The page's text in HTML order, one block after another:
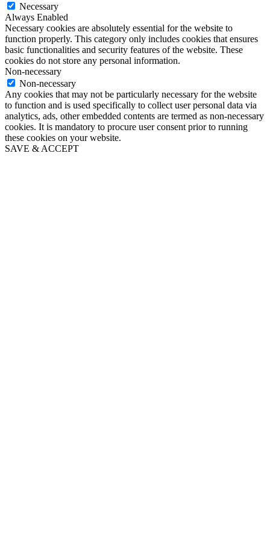
Necessary
Always Enabled
Necessary cookies are absolutely essential for the website to
function properly. This category only includes cookies that ensures
basic functionalities and security features of the website. These
cookies do not store any personal information.
Non-necessary
Non-necessary
Any cookies that may not be particularly necessary for the website
to function and is used specifically to collect user personal data via
analytics, ads, other embedded contents are termed as non-necessary
cookies. It is mandatory to procure user consent prior to running
these cookies on your website.
SAVE & ACCEPT